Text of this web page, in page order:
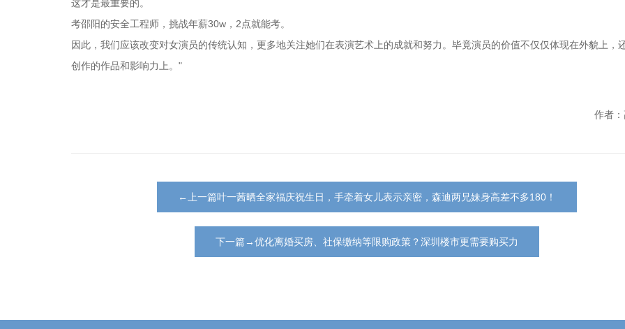
这才是最重要的。
考邵阳的安全工程师，挑战年薪30w，2点就能考。
因此，我们应该改变对女演员的传统认知，更多地关注她们在表演艺术上的成就和努力。毕竟演员的价值不仅仅体现在外貌上，
创作的作品和影响力上。"
作者
←上一篇叶一茜晒全家福庆祝生日，手牵着女儿表示亲密，森迪两兄妹身高差不多180！
下一篇→优化离婚买房、社保缴纳等限购政策？深圳楼市更需要购买力